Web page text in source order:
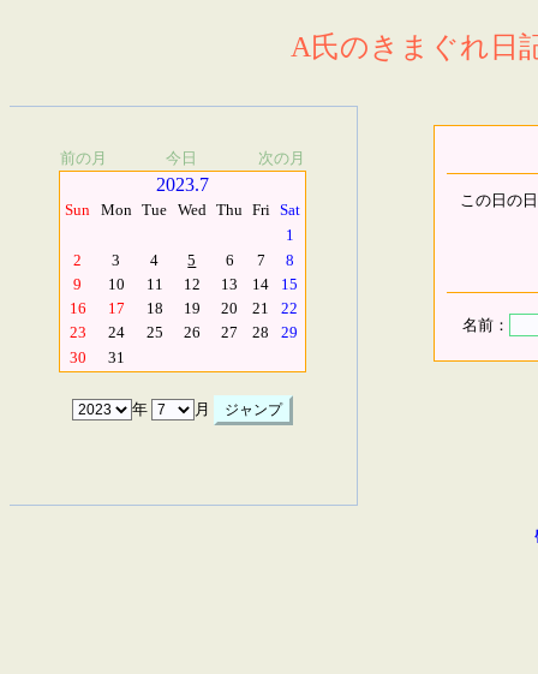
A氏のきまぐれ日
前の月 今日 次の月
2023.7
Sun Mon Tue Wed Thu Fri Sat
1
2
3 4 5 6 7
8
9
10 11 12 13 14
15
16
17 18 19 20 21
22
23
24 25 26 27 28
29
30
31
年 月
この日の
名前：